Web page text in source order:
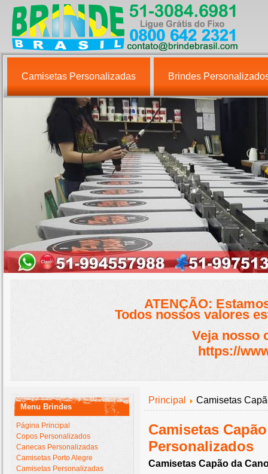
Camisetas Personalizadas Brindes
ATENÇÃO:
Todos nossos valores
Veja nosso
https://
Menu Brindes
Página Principal
Copos Personalizados
Canecas Personalizadas
Camisetas Porto Alegre
Camisetas Personalizadas
Principal Camisetas
Camisetas
Personalizados
Camisetas Capão da